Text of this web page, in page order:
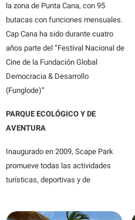
la zona de Punta Cana, con 95
butacas con funciones mensuales.
Cap Cana ha sido durante cuatro
años parte del “Festival Nacional de
Cine de la Fundación Global
Democracia & Desarrollo
(Funglode)”
PARQUE ECOLÓGICO Y DE
AVENTURA
Inaugurado en 2009, Scape Park
promueve todas las actividades
turísticas, deportivas y de